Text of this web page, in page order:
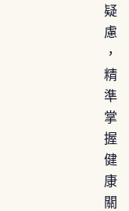
疑
慮
，
精
準
掌
握
健
康
關